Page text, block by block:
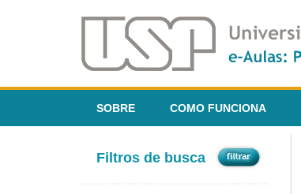
SOBRE COMO FUNCIONA
Filtros de busca